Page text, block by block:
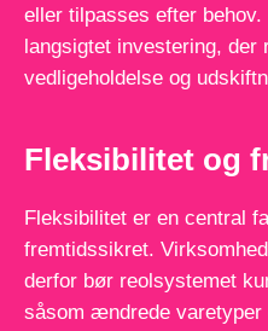
eller tilpasses efter
langsigtet investering, der
vedligeholdelse og
Fleksibilitet og
Fleksibilitet er en central
fremtidssikret.
derfor bør reolsystemet
såsom ændrede